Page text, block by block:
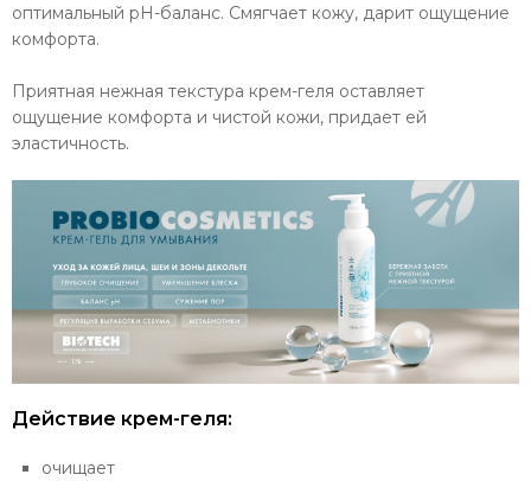
оптимальный рН-баланс. Смягчает кожу, дарит ощущение
комфорта.
Приятная нежная текстура крем-геля оставляет
ощущение комфорта и чистой кожи, придает ей
эластичность.
Действие крем-геля:
очищает